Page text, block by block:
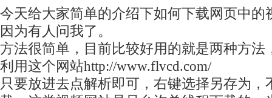
今天给大家简单的介绍下如何下载网页中的
因为有人问我了。
方法很简单，目前比较好用的就是两种方法
利用这个网站http://www.flvcd.com/
只要放进去点解析即可，右键选择另存为，